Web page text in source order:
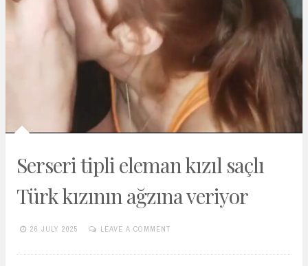
Serseri tipli eleman kızıl saçlı
Türk kızının ağzına veriyor
26 JULY 2025
LEAVE A COMMENT